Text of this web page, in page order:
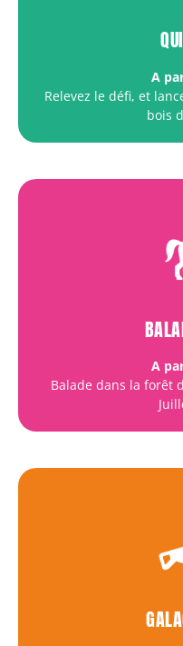
A
Relevez le défi, et
bois
A
Balade dans la forêt